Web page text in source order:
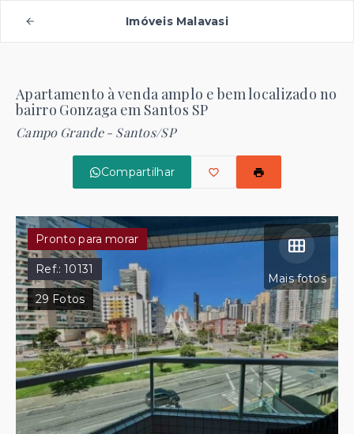
Imóveis Malavasi
Apartamento à venda amplo e bem localizado no
bairro Gonzaga em Santos SP
Campo Grande - Santos/SP
Compartilhar
Mais fotos
Pronto para morar
Ref.:10131
29 Fotos